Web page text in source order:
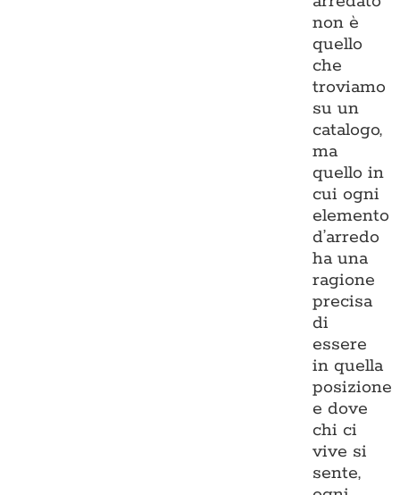
non è
quello
che
troviamo
su un
catalogo,
ma
quello in
cui ogni
elemento
d’arredo
ha una
ragione
precisa
di
essere
in quella
posizione
e dove
chi ci
vive si
sente,